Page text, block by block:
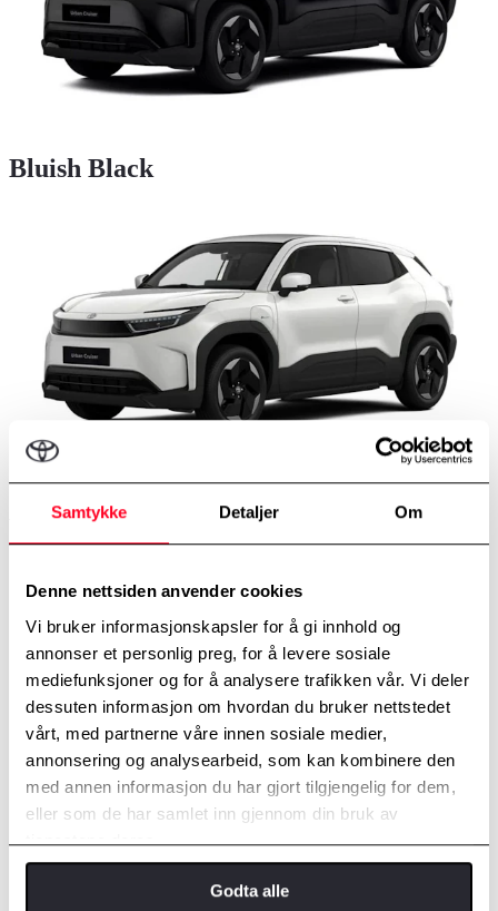
Samtykke Detaljer Om
Denne nettsiden anvender cookies
Vi bruker informasjonskapsler for å gi innhold og
annonser et personlig preg, for å levere sosiale
mediefunksjoner og for å analysere trafikken vår. Vi deler
dessuten informasjon om hvordan du bruker nettstedet
vårt, med partnerne våre innen sosiale medier,
annonsering og analysearbeid, som kan kombinere den
med annen informasjon du har gjort tilgjengelig for dem,
eller som de har samlet inn gjennom din bruk av
tjenestene deres.
Godta alle
Bluish Black
Arctic White
Splendid Silver